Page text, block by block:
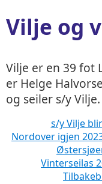
Vilje og
Vilje er en 39 fot
er Helge
og seiler s/y Vilje.
s/y Vilje
Nordover igjen
Vinterseilas